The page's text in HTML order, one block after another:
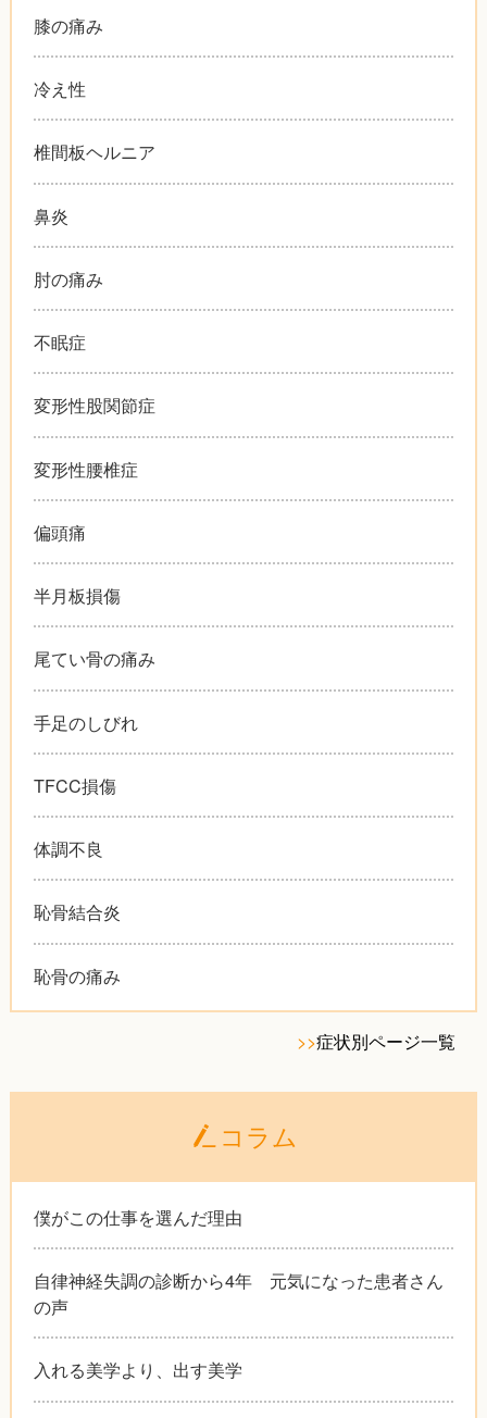
膝の痛み
冷え性
椎間板ヘルニア
鼻炎
肘の痛み
不眠症
変形性股関節症
変形性腰椎症
偏頭痛
半月板損傷
尾てい骨の痛み
手足のしびれ
TFCC損傷
体調不良
恥骨結合炎
恥骨の痛み
>>症状別ページ一覧
コラム
僕がこの仕事を選んだ理由
自律神経失調の診断から4年 元気になった患者さん
の声
入れる美学より、出す美学